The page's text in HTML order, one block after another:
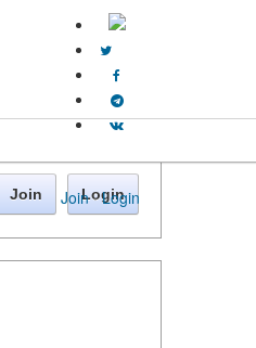
Join · Login
Join Login